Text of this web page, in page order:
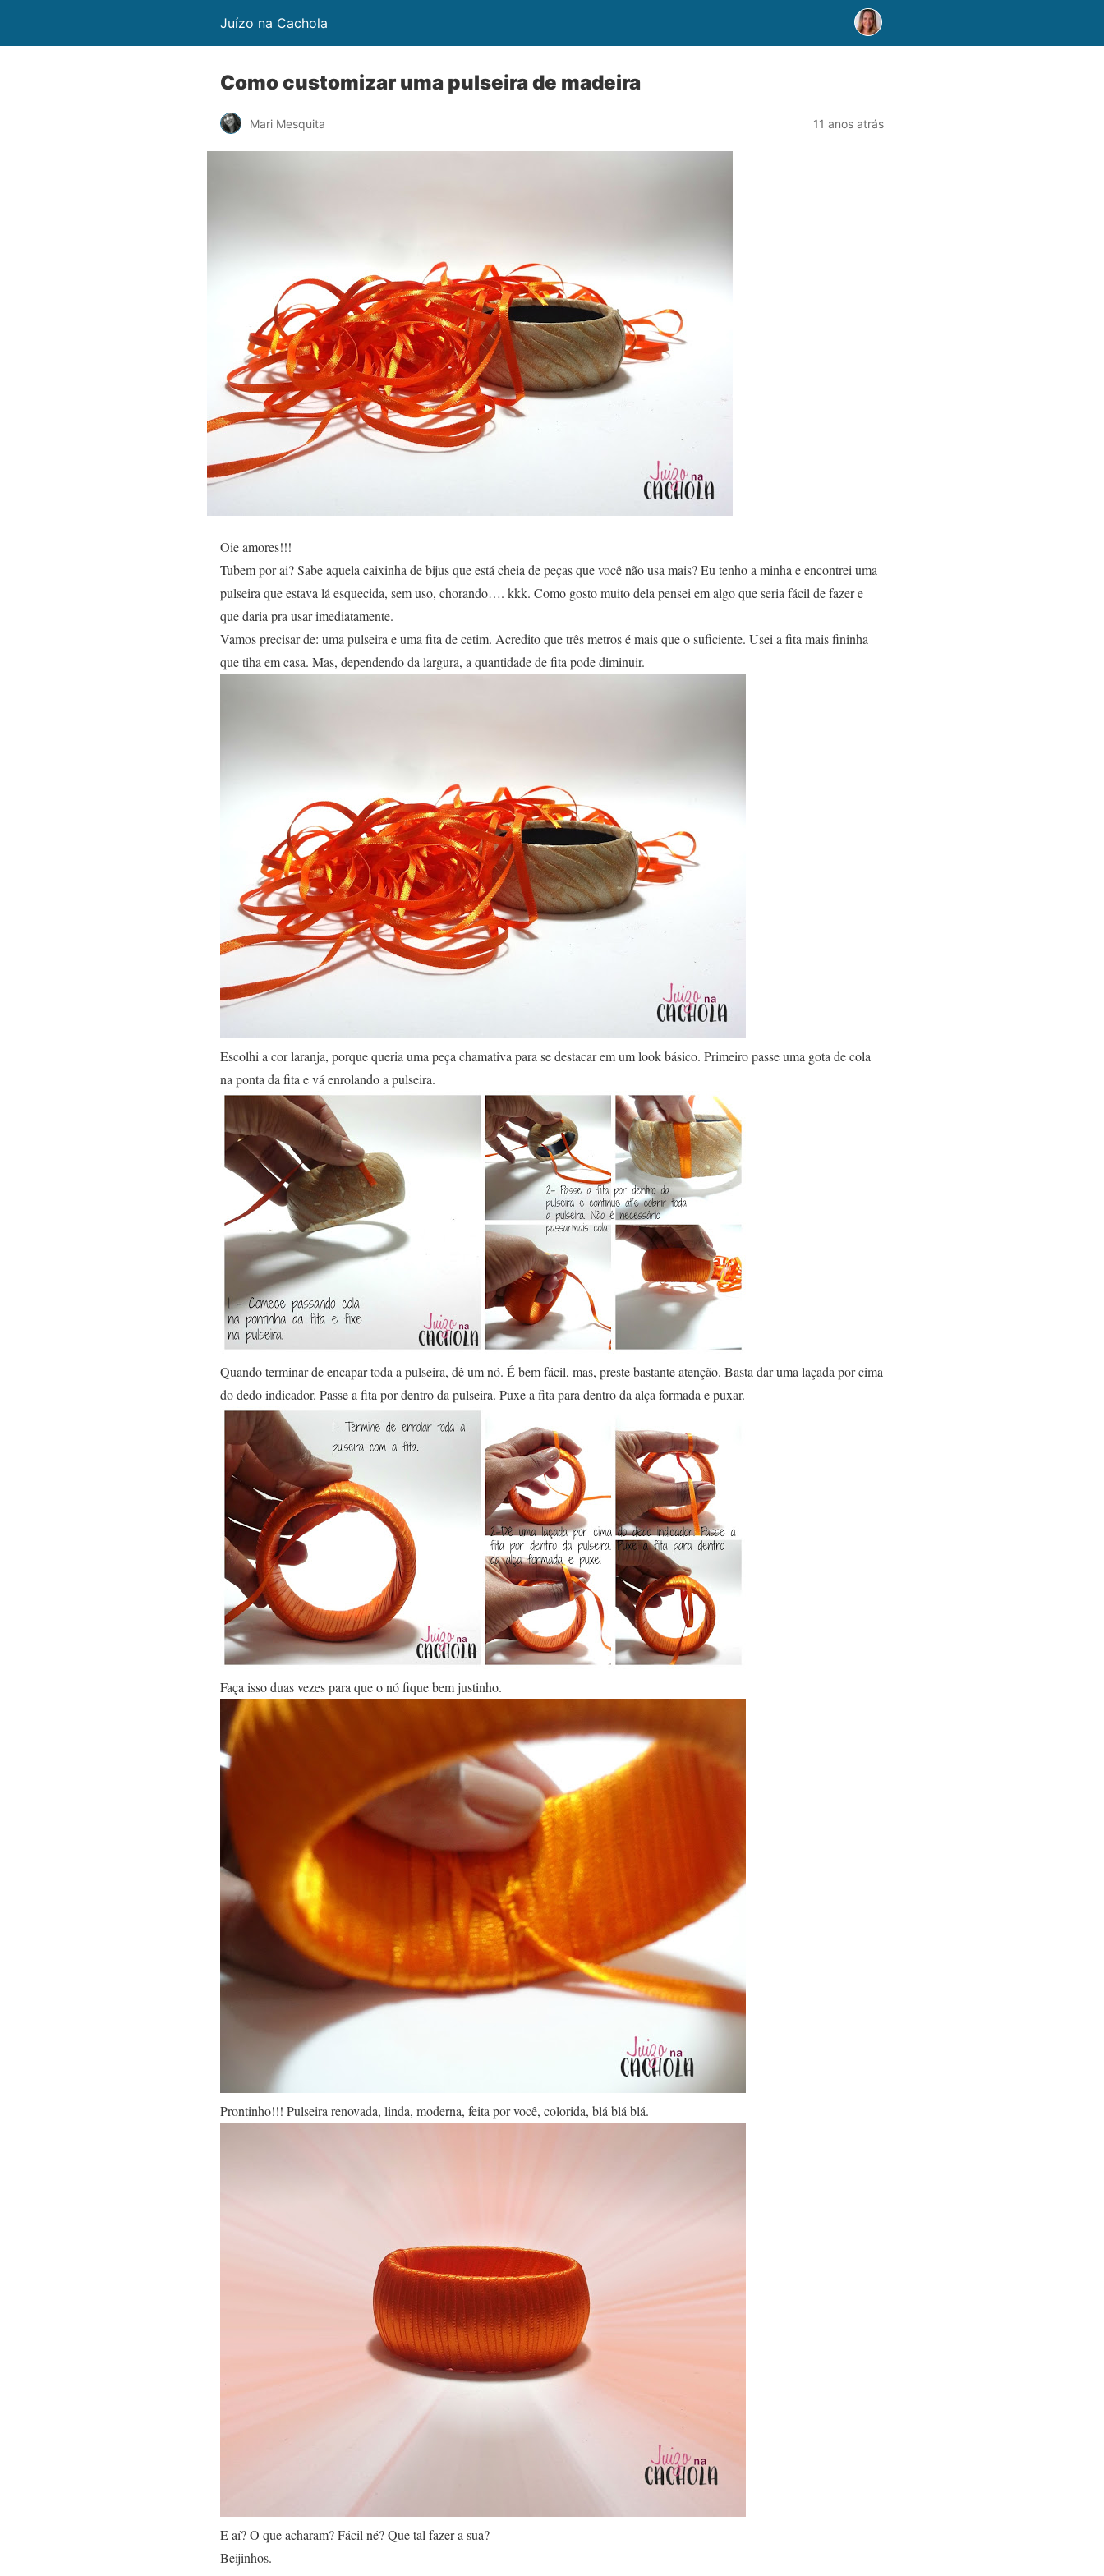
Juízo na Cachola
Como customizar uma pulseira de madeira
Mari Mesquita 11 anos atrás
Oie amores!!!
Tubem por ai? Sabe aquela caixinha de bijus que está cheia de peças que você não usa mais? Eu tenho a minha e encontrei uma
pulseira que estava lá esquecida, sem uso, chorando…. kkk. Como gosto muito dela pensei em algo que seria fácil de fazer e
que daria pra usar imediatamente.
Vamos precisar de: uma pulseira e uma fita de cetim. Acredito que três metros é mais que o suficiente. Usei a fita mais fininha
que tiha em casa. Mas, dependendo da largura, a quantidade de fita pode diminuir.
Escolhi a cor laranja, porque queria uma peça chamativa para se destacar em um look básico. Primeiro passe uma gota de cola
na ponta da fita e vá enrolando a pulseira.
Quando terminar de encapar toda a pulseira, dê um nó. É bem fácil, mas, preste bastante atenção. Basta dar uma laçada por cima
do dedo indicador. Passe a fita por dentro da pulseira. Puxe a fita para dentro da alça formada e puxar.
Faça isso duas vezes para que o nó fique bem justinho.
Prontinho!!! Pulseira renovada, linda, moderna, feita por você, colorida, blá blá blá.
E aí? O que acharam? Fácil né? Que tal fazer a sua?
Beijinhos.